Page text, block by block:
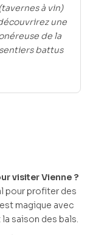
à vin)
une
de la
battus
visiter Vienne ?
pour profiter des
magique avec
saison des bals.